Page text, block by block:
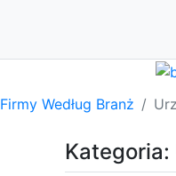
Firmy Według Branż